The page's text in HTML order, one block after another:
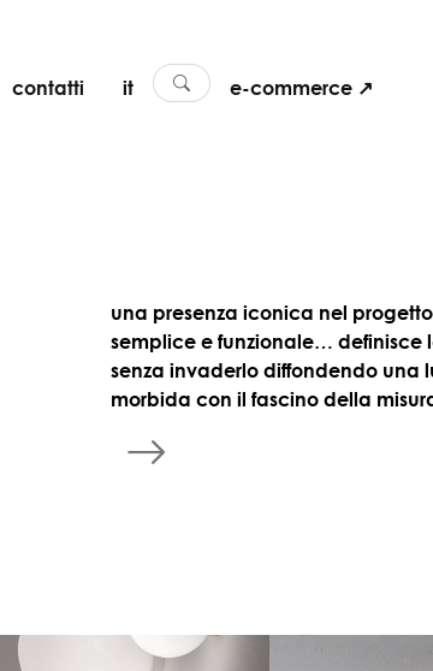
contatti it e-commerce ↗
una presenza iconica nel
semplice e funzionale… definisce
senza invaderlo diffondendo una
morbida con il fascino della